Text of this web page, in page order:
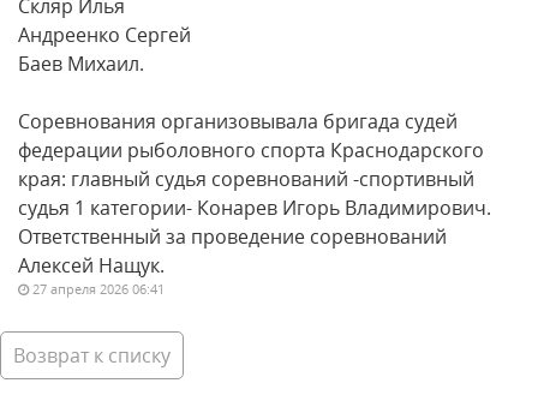
Скляр Илья
Андреенко Сергей
Баев Михаил.
Соревнования организовывала бригада судей
федерации рыболовного спорта Краснодарского
края: главный судья соревнований -спортивный
судья 1 категории- Конарев Игорь Владимирович.
Ответственный за проведение соревнований
Алексей Нащук.
27 апреля 2026 06:41
Возврат к списку